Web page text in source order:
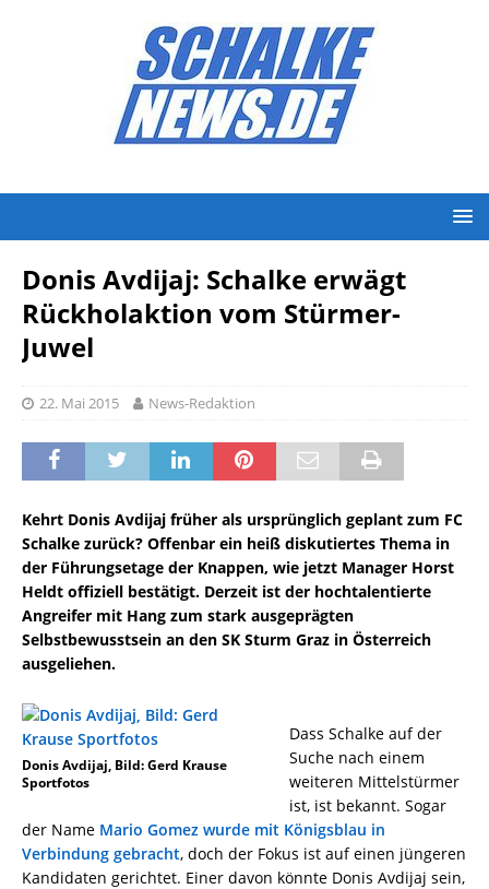
Donis Avdijaj: Schalke erwägt
Rückholaktion vom Stürmer-
Juwel
22. Mai 2015 News-Redaktion
Kehrt Donis Avdijaj früher als ursprünglich geplant zum FC
Schalke zurück? Offenbar ein heiß diskutiertes Thema in
der Führungsetage der Knappen, wie jetzt Manager Horst
Heldt offiziell bestätigt. Derzeit ist der hochtalentierte
Angreifer mit Hang zum stark ausgeprägten
Selbstbewusstsein an den SK Sturm Graz in Österreich
ausgeliehen.
Donis Avdijaj, Bild: Gerd Krause
Sportfotos
Dass Schalke auf der
Suche nach einem
weiteren Mittelstürmer
ist, ist bekannt. Sogar
der Name Mario Gomez wurde mit Königsblau in
Verbindung gebracht, doch der Fokus ist auf einen jüngeren
Kandidaten gerichtet. Einer davon könnte Donis Avdijaj sein,